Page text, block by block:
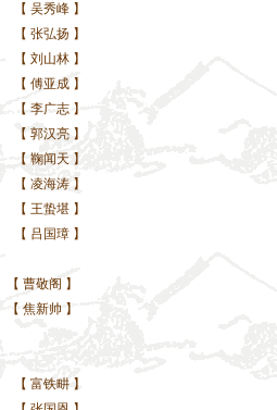
【 吴秀峰 】
【 张弘扬 】
【 刘山林 】
【 傅亚成 】
【 李广志 】
【 郭汉亮 】
【 鞠闻天 】
【 凌海涛 】
【 王蛰堪 】
【 吕国璋 】
【 曹敬阁 】
【 焦新帅 】
【 富铁畊 】